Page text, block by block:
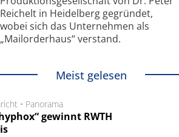
Reichelt in Heidelberg gegründet,
wobei sich das Unternehmen als
„Mailorderhaus“ verstand.
Meist gelesen
• Panorama
gewinnt RWTH